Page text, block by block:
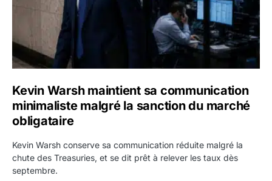
Kevin Warsh maintient sa communication
minimaliste malgré la sanction du marché
obligataire
Kevin Warsh conserve sa communication réduite malgré la
chute des Treasuries, et se dit prêt à relever les taux dès
septembre.